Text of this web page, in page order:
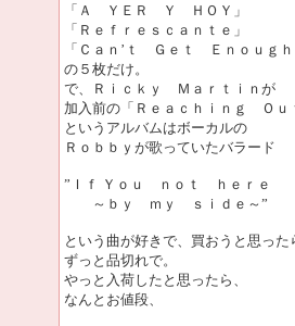
「Ａ ＹＥＲ Ｙ ＨＯＹ」
「Ｒｅｆｒｅｓｃａｎｔｅ」
「Ｃａｎ’ｔ Ｇｅｔ Ｅｎｏｕｇ
の５枚だけ。
で、Ｒｉｃｋｙ Ｍａｒｔｉｎが
加入前の「Ｒｅａｃｈｉｎｇ Ｏｕ
というアルバムはボーカルの
Ｒｏｂｂｙが歌っていたバラード
”Ｉｆ Ｙｏｕ ｎｏｔ ｈｅｒｅ
～ｂｙ ｍｙ ｓｉｄｅ～”
という曲が好きで、買おうと思った
ずっと品切れで。
やっと入荷したと思ったら、
なんとお値段、